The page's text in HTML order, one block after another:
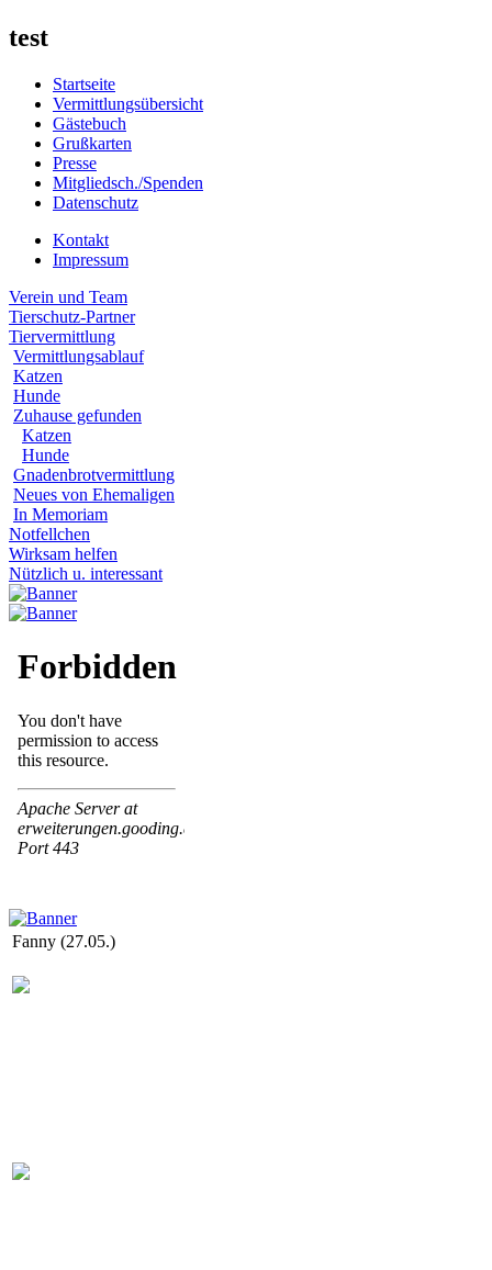
test
Startseite
Vermittlungsübersicht
Gästebuch
Grußkarten
Presse
Mitgliedsch./Spenden
Datenschutz
Kontakt
Impressum
Verein und Team
Tierschutz-Partner
Tiervermittlung
Vermittlungsablauf
Katzen
Hunde
Zuhause gefunden
Katzen
Hunde
Gnadenbrotvermittlung
Neues von Ehemaligen
In Memoriam
Notfellchen
Wirksam helfen
Nützlich u. interessant
Fanny (27.05.)